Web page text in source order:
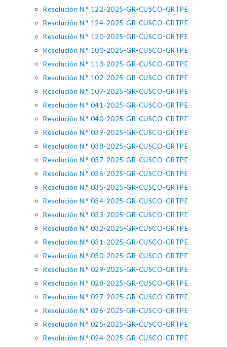
Resolución N.° 122-2025-GR-CUSCO-GRTPE
Resolución N.° 124-2025-GR-CUSCO-GRTPE
Resolución N.° 120-2025-GR-CUSCO-GRTPE
Resolución N.° 100-2025-GR-CUSCO-GRTPE
Resolución N.° 113-2025-GR-CUSCO-GRTPE
Resolución N.° 102-2025-GR-CUSCO-GRTPE
Resolución N.° 107-2025-GR-CUSCO-GRTPE
Resolución N.° 041-2025-GR-CUSCO-GRTPE
Resolución N.° 040-2025-GR-CUSCO-GRTPE
Resolución N.° 039-2025-GR-CUSCO-GRTPE
Resolución N.° 038-2025-GR-CUSCO-GRTPE
Resolución N.° 037-2025-GR-CUSCO-GRTPE
Resolución N.° 036-2025-GR-CUSCO-GRTPE
Resolución N.° 035-2025-GR-CUSCO-GRTPE
Resolución N.° 034-2025-GR-CUSCO-GRTPE
Resolución N.° 033-2025-GR-CUSCO-GRTPE
Resolución N.° 032-2025-GR-CUSCO-GRTPE
Resolución N.° 031-2025-GR-CUSCO-GRTPE
Resolución N.° 030-2025-GR-CUSCO-GRTPE
Resolución N.° 029-2025-GR-CUSCO-GRTPE
Resolución N.° 028-2025-GR-CUSCO-GRTPE
Resolución N.° 027-2025-GR-CUSCO-GRTPE
Resolución N.° 026-2025-GR-CUSCO-GRTPE
Resolución N.° 025-2025-GR-CUSCO-GRTPE
Resolución N.° 024-2025-GR-CUSCO-GRTPE